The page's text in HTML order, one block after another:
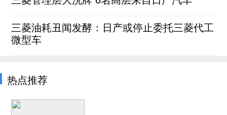
三菱油耗丑闻发酵：日产或停止委托三菱代工
微型车
热点推荐